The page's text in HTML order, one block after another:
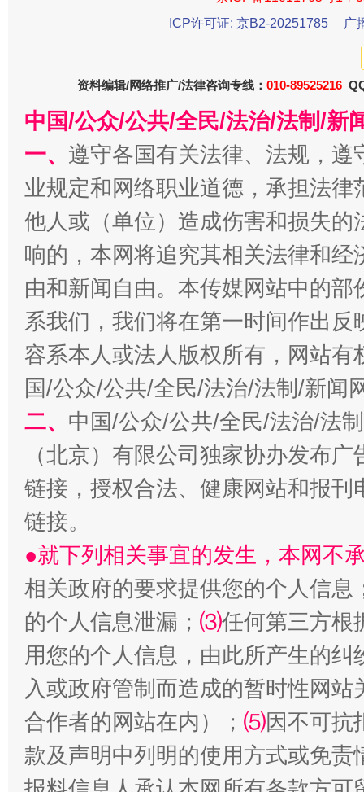
今
习近平的博鳌关键词
魏明亮
揭批美国五大"原罪"
ICP许可证: 京B2-20251785
广
资料编辑/网络推广/法律咨询专线： 010-89525216
中国/公众/公共/全民/法治/法制/新
一、 遵守各国有关法律、法规，
业规定和网络职业道德，承担法
他人或（单位）造成伤害和损失
响的，本网将追究其相关法律和
由和新闻自由。本传媒网站中的
系我们，我们将在第一时间作出
容系本人或法人版权所有，网站
国/公众/公共/全民/法治/法制/新闻
二、 中国/公众/公共/全民/法治/法
（北京）有限公司独家协办发布
链接，授权合法、健康网站和报
链接。
●就下列相关事宜的发生，本网不
相关政府的要求提供您的个人信息
的个人信息泄漏； ⑶任何第三方根
用您的个人信息，由此所产生的纠
入或政府管制而造成的暂时性网
合作者的网站在内）； ⑸因不可抗
款及声明中列明的使用方式或免责